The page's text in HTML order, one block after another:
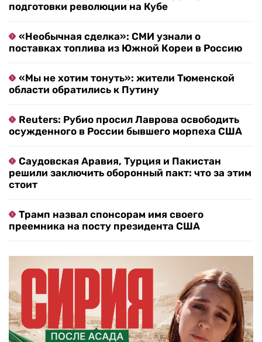
подготовки революции на Кубе
«Необычная сделка»: СМИ узнали о
поставках топлива из Южной Кореи в Россию
«Мы не хотим тонуть»: жители Тюменской
области обратились к Путину
Reuters: Рубио просил Лаврова освободить
осужденного в России бывшего морпеха США
Саудовская Аравия, Турция и Пакистан
решили заключить оборонный пакт: что за этим
стоит
Трамп назвал спонсорам имя своего
преемника на посту президента США